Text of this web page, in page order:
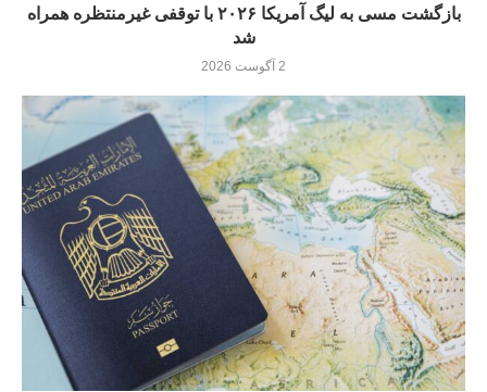
بازگشت مسی به لیگ آمریکا ۲۰۲۶ با توقفی غیرمنتظره همراه
شد
2 آگوست 2026